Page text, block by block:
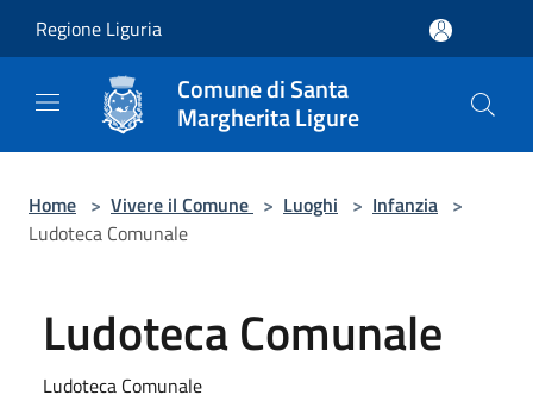
Regione Liguria
Comune di Santa
Margherita Ligure
Home > Vivere il Comune > Luoghi > Infanzia >
Ludoteca Comunale
Ludoteca Comunale
Ludoteca Comunale